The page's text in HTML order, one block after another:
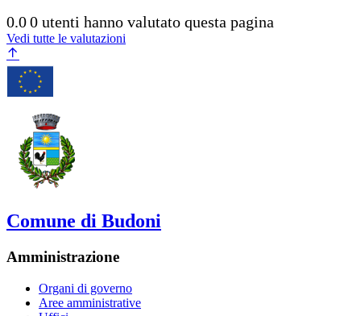
0.00 utenti hanno valutato questa pagina
Vedi tutte le valutazioni
Comune di Budoni
Amministrazione
Organi di governo
Aree amministrative